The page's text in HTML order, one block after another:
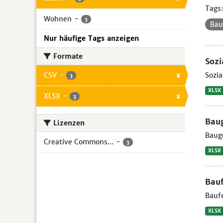
Wohnen - 3
Nur häufige Tags anzeigen
Formate
CSV - 3 x
XLSX - 3 x
Lizenzen
Creative Commons... - 3
Tags:
XLSX
XLSX
XLSX